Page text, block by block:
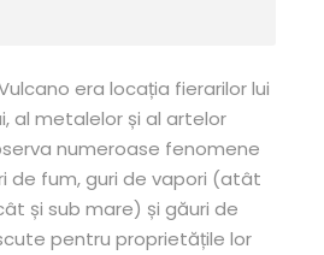
era locația fierarilor lui
al metalelor și al artelor
numeroase fenomene
de fum, guri de vapori (atât
și sub mare) și găuri de
pentru proprietățile lor